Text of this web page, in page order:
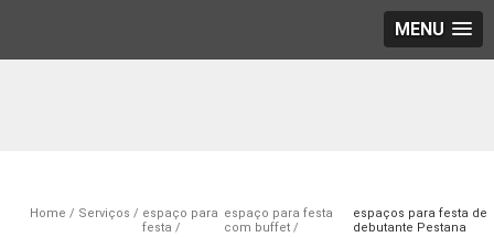
MENU
Home Serviços
espaço para
festa
espaço para festa
com buffet
espaços para festa de
debutante Pestana